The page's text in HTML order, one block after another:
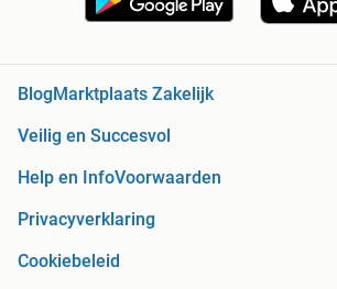
BlogMarktplaats Zakelijk
Veilig en Succesvol
Help en InfoVoorwaarden
Privacyverklaring
Cookiebeleid